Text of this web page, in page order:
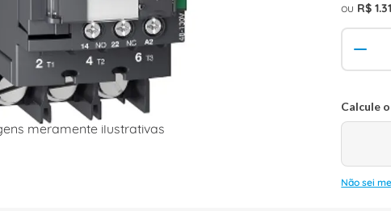
meramente ilustrativas
ou R$ 1.
Não sei